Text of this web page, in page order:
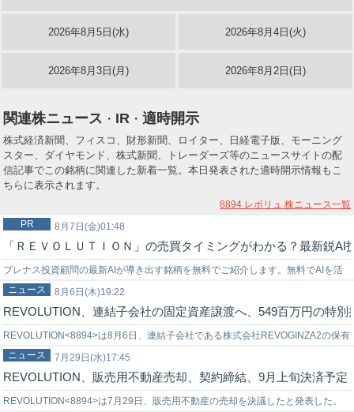
2026年8月5日(水) 2026年8月4日(火)
2026年8月3日(月) 2026年8月2日(日)
関連株ニュース ・ IR ・ 適時開示
株式経済新聞、フィスコ、財形新聞、ロイター、日経電子版、モーニング
スター、ダイヤモンド、株式新聞、トレーダーズ等のニュースサイトの配
信記事でこの銘柄に関連した新着一覧。本日発表された適時開示情報もこ
ちらに表示されます。
8894 レボリュ 株ニュース一覧
8月7日(金)01:48
PR
「ＲＥＶＯＬＵＴＩＯＮ」の売買タイミングがわかる？最新鋭
プレナス投資顧問の最新AIが導き出す銘柄を無料でご紹介します。無料でAIを活
用した株式投資を始めてみませんか？上手く使いこなせれば…
8月6日(木)19:22
ニュース
REVOLUTION、連結子会社の固定資産譲渡へ、549百万円の特別
REVOLUTION<8894>は8月6日、連結子会社である株式会社REVOGINZA2の保有
する固定資産の譲渡を決議したことを発表した。譲渡対象は…
7月29日(水)17:45
ニュース
REVOLUTION、販売用不動産売却、契約締結、9月上旬決済予定
REVOLUTION<8894>は7月29日、販売用不動産の売却を決議したと発表した。